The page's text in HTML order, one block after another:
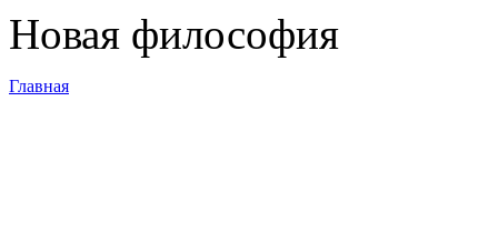
Новая философия
Главная